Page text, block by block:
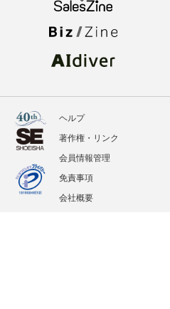
ヘルプ
著作権・リンク
会員情報管理
免責事項
会社概要